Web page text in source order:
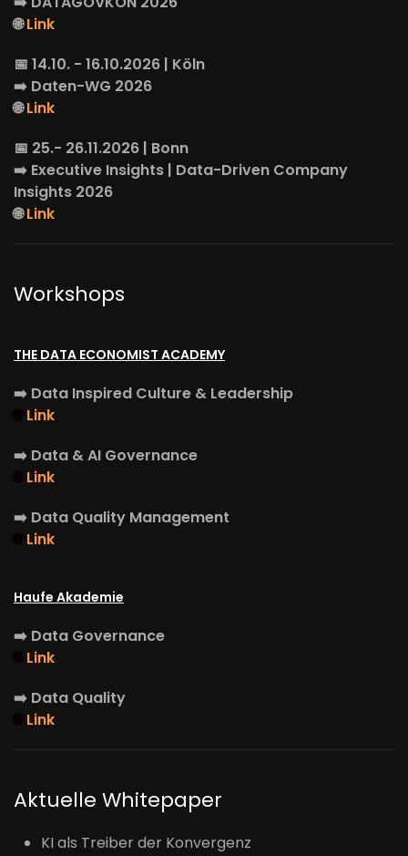
🌐Link
📅 14.10. - 16.10.2026 | Köln
➡️ Daten-WG 2026
🌐Link
📅 25.- 26.11.2026 | Bonn
➡️ Executive Insights | Data-Driven Company
Insights 2026
🌐Link
Workshops
THE DATA ECONOMIST ACADEMY
➡️ Data Inspired Culture & Leadership
Link
➡️ Data & AI Governance
Link
➡️ Data Quality Management
Link
Haufe Akademie
➡️ Data Governance
Link
➡️ Data Quality
Link
Aktuelle Whitepaper
KI als Treiber der Konvergenz